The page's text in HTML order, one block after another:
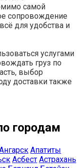
самой
сопровождение
для удобства и
услугами
груз по
выбор
доставки также
городам
Апатиты
Асбест Астрахань